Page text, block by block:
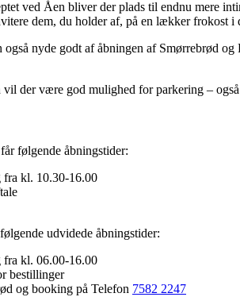
ved Åen bliver der plads til endnu mere
dem, du holder af, på en lækker frokost i
nyde godt af åbningen af Smørrebrød
vil der være god mulighed for parkering –
følgende åbningstider:
fra kl. 10.30-16.00
udvidede åbningstider:
fra kl. 06.00-16.00
bestillinger
og booking på Telefon 7582 2247